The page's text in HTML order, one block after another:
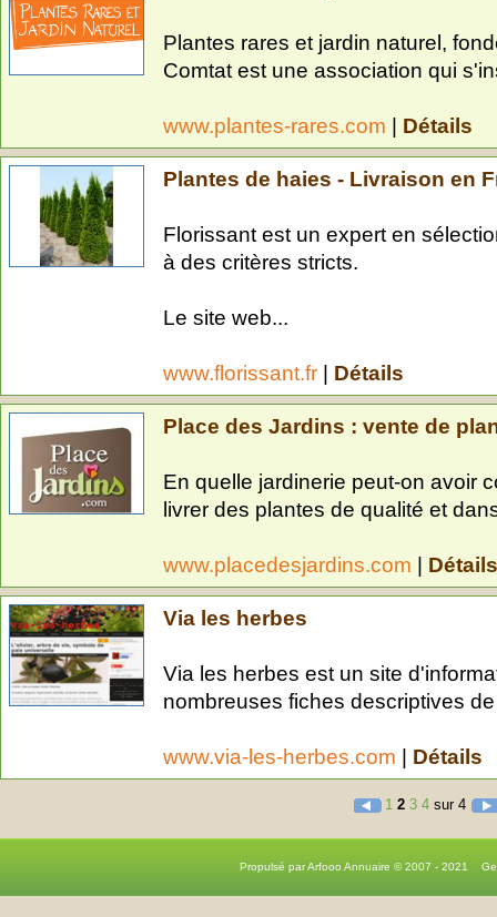
Plantes rares et jardin naturel,
Comtat est une association qui
www.plantes-rares.com | Détails
Plantes de haies - Livraison en
Florissant est un expert en
à des critères stricts.
Le site web...
www.florissant.fr | Détails
Place des Jardins : vente de
En quelle jardinerie peut-on avoir
livrer des plantes de qualité et
www.placedesjardins.com | Détails
Via les herbes
Via les herbes est un site
nombreuses fiches descriptives
www.via-les-herbes.com | Détails
1 2 3 4 sur 4
Propulsé par Arfooo Annuaire © 2007 - 2021